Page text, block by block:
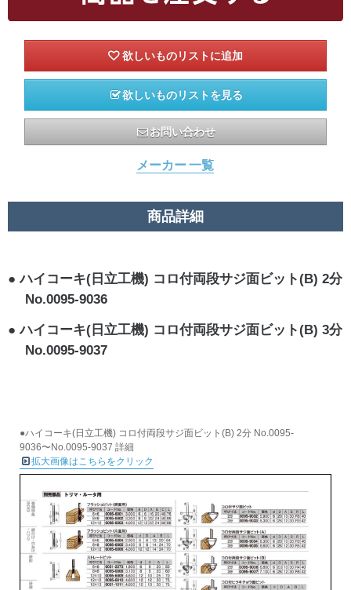
欲しいものリストを見る
お問い合わせ
メーカー 一覧
商品詳細
ハイコーキ(日立工機) コロ付両段サジ面ビット(B) 2分
No.0095-9036
ハイコーキ(日立工機) コロ付両段サジ面ビット(B) 3分
No.0095-9037
●ハイコーキ(日立工機) コロ付両段サジ面ビット(B) 2分 No.0095-
9036〜No.0095-9037 詳細
拡大画像はこちらをクリック